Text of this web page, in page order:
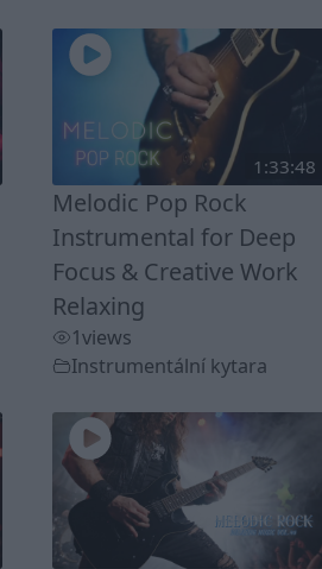
1:33:48
Melodic Pop Rock
Instrumental for Deep
Focus & Creative Work
Relaxing
1views
Instrumentální kytara